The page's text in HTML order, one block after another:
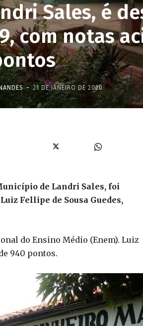
Sales, é
com notas
- 21 DE JANEIRO DE 2020
de Landri Sales, foi
Fellipe de Sousa Guedes,
do Ensino Médio (Enem). Luiz
940 pontos.